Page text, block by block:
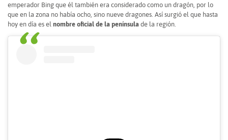
emperador Bing que él también era considerado como un dragón, por lo
que en la zona no había ocho, sino nueve dragones. Así surgió el que hasta
hoy en día es el nombre oficial de la península de la región.